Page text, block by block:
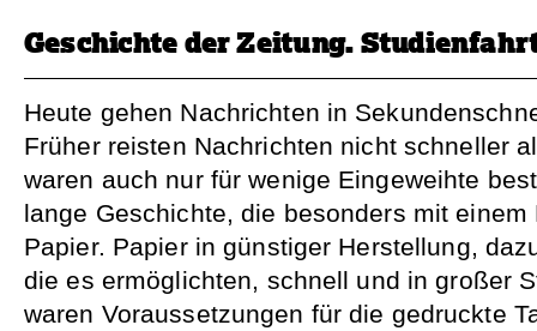
Geschichte der Zeitung.
Heute gehen Nachrichten in
Früher reisten Nachrichten nicht schneller
waren auch nur für wenige Eingeweihte
lange Geschichte, die besonders mit
Papier. Papier in günstiger Herstellung,
die es ermöglichten, schnell und in großer
waren Voraussetzungen für die gedruckte